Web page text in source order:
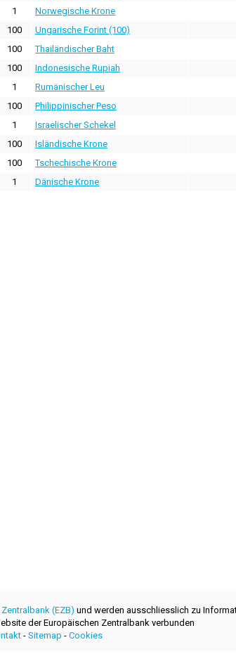
1 Norwegische Krone
100 Ungarische Forint (100)
100 Thailändischer Baht
100 Indonesische Rupiah
1 Rumänischer Leu
100 Philippinischer Peso
1 Israelischer Schekel
100 Isländische Krone
100 Tschechische Krone
1 Dänische Krone
(EZB) und werden ausschliesslich zu
der Europäischen Zentralbank verbunden
- Sitemap - Cookies